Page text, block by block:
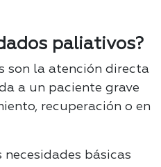
paliativos?
son la atención directa
a un paciente grave
recuperación o en
básicas